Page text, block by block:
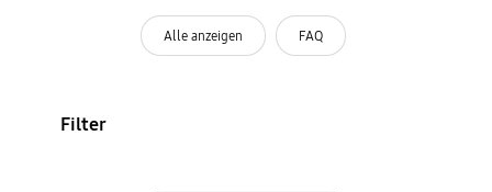
Alle anzeigen FAQ
Filter